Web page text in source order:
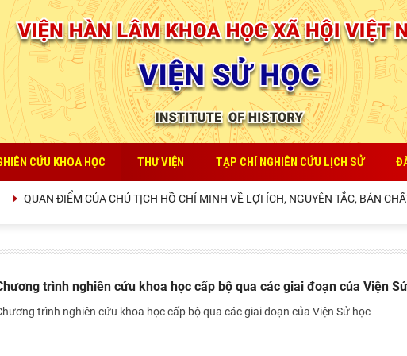
CỨU KHOA HỌC THƯ VIỆN TẠP CHÍ NGHIÊN CỨU LỊCH SỬ
QUAN ĐIỂM CỦA CHỦ TỊCH HỒ CHÍ MINH VỀ LỢI ÍCH, NGUYÊN TẮC, BẢN
trình nghiên cứu khoa học cấp bộ qua các giai đoạn của Viện
trình nghiên cứu khoa học cấp bộ qua các giai đoạn của Viện Sử học